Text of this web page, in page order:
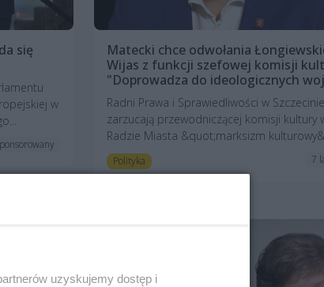
się
w
Matecki chce odwołania
Wijas z funkcji szefowej komisji
"Doprowadza do ideologicznych
Radni Prawa i Sprawiedliwości w Szczecinie
zarzucają przewodniczącej komisji kultury
Radzie Miasta &quot;marksizm
Polityka 7
uzyskujemy dostęp i